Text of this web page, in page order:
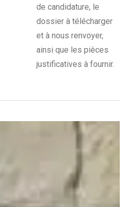
de candidature, le
dossier à télécharger
et à nous renvoyer,
ainsi que les pièces
justificatives à fournir.